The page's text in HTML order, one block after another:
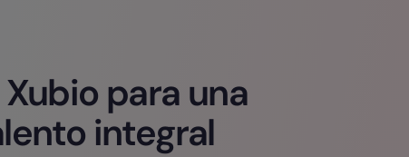
para una
integral